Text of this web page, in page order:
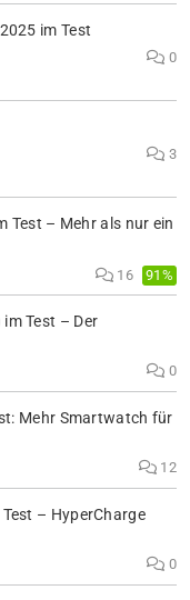
im Test
0
3
Test – Mehr als nur ein
16 91%
Test – Der
0
Mehr Smartwatch für
12
– HyperCharge
0